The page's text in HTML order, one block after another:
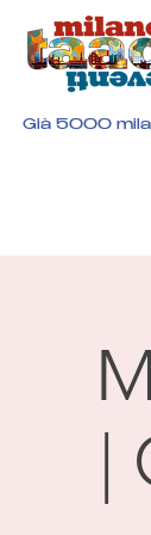
Già 5000
|